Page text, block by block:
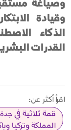
وصياغة
وقيادة
الذكاء
القدرات
اقرأ أكثر عن:
قمة ثلاثية في
المملكة وتركيا